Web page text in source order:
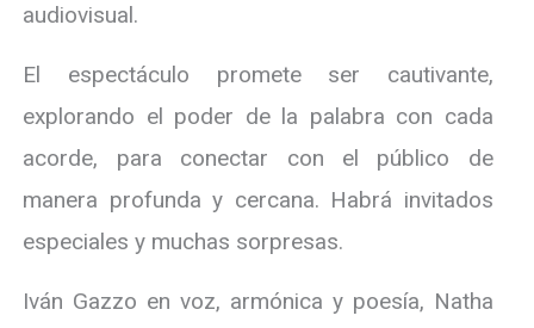
audiovisual.
El espectáculo promete ser cautivante,
explorando el poder de la palabra con cada
acorde, para conectar con el público de
manera profunda y cercana. Habrá invitados
especiales y muchas sorpresas.
Iván Gazzo en voz, armónica y poesía, Natha